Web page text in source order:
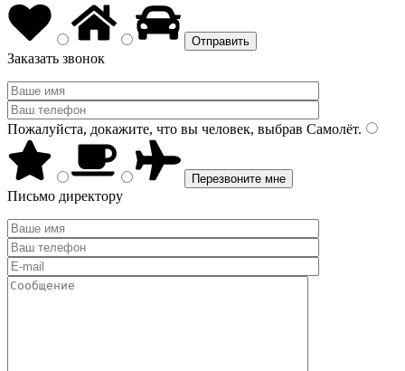
Заказать звонок
Пожалуйста, докажите, что вы человек, выбрав Самолёт.
Письмо директору